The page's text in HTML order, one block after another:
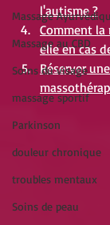
Massage
Massage au CBD
Soins du visage
massage sportif
Parkinson
douleur chronique
troubles mentaux
Soins de peau
l'autisme ?
Comment
elle en cas
Réserver